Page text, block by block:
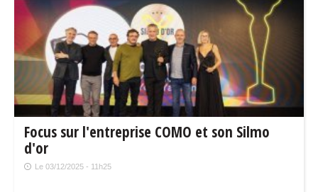
Focus sur l'entreprise COMO et son Silmo
d'or
Le 03/12/2025 - 11h25